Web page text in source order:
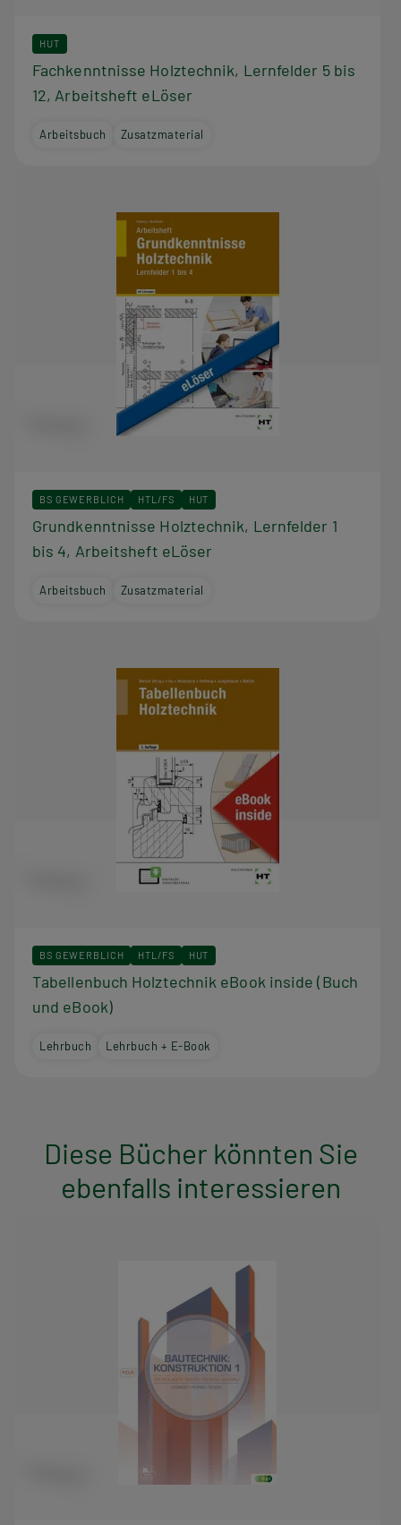
HUT
Fachkenntnisse Holztechnik, Lernfelder 5 bis
12, Arbeitsheft eLöser
Arbeitsbuch Zusatzmaterial
BS GEWERBLICH HTL/FS HUT
Grundkenntnisse Holztechnik, Lernfelder 1
bis 4, Arbeitsheft eLöser
Arbeitsbuch Zusatzmaterial
BS GEWERBLICH HTL/FS HUT
Tabellenbuch Holztechnik eBook inside (Buch
und eBook)
Lehrbuch Lehrbuch + E-Book
Diese Bücher könnten Sie
ebenfalls interessieren